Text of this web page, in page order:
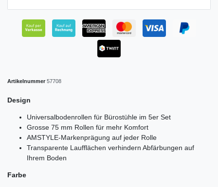
Artikelnummer 57708
Design
Universalbodenrollen für Bürostühle im 5er Set
Grosse 75 mm Rollen für mehr Komfort
AMSTYLE-Markenprägung auf jeder Rolle
Transparente Laufflächen verhindern Abfärbungen auf
Ihrem Boden
Farbe